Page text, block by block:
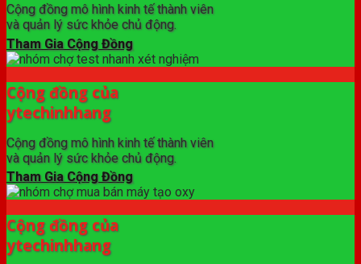
Cộng đồng mô hình kinh tế thành viên
và quản lý sức khỏe chủ động.
Tham Gia Cộng Đồng
Cộng đồng của
ytechinhhang
Cộng đồng mô hình kinh tế thành viên
và quản lý sức khỏe chủ động.
Tham Gia Cộng Đồng
Cộng đồng của
ytechinhhang